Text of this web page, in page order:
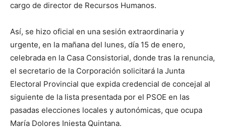
cargo de director de Recursos Humanos.
Así, se hizo oficial en una sesión extraordinaria y
urgente, en la mañana del lunes, día 15 de enero,
celebrada en la Casa Consistorial, donde tras la renuncia,
el secretario de la Corporación solicitará la Junta
Electoral Provincial que expida credencial de concejal al
siguiente de la lista presentada por el PSOE en las
pasadas elecciones locales y autonómicas, que ocupa
María Dolores Iniesta Quintana.